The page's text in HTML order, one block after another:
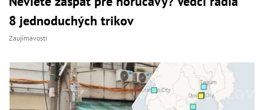
8 jednoduchých trikov
Zaujímavosti